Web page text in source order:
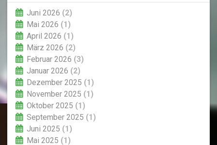
Juni 2026 (2)
Mai 2026 (1)
April 2026 (1)
März 2026 (2)
Februar 2026 (3)
Januar 2026 (2)
Dezember 2025 (1)
November 2025 (1)
Oktober 2025 (1)
September 2025 (1)
Juni 2025 (1)
Mai 2025 (1)